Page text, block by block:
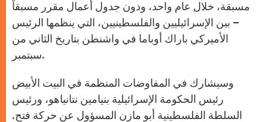
مسبقة، خلال عام واحد، ودون جدول أعمال مقرر مسبقاً
– بين الإسرائيليين والفلسطينيين، التي ينظمها الرئيس
الأميركي باراك أوباما في واشنطن بتاريخ الثاني من
سبتمبر.
وسيشارك في المفاوضات المنظمة في البيت الأبيض
رئيس الحكومة الإسرائيلية بنيامين نتانياهو، ورئيس
السلطة الفلسطينية أبو مازن المسؤول عن حركة فتح.